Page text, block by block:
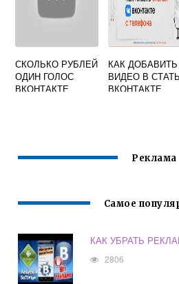
СКОЛЬКО РУБЛЕЙ
ОДИН ГОЛОС
ВКОНТАКТЕ
КАК ДОБАВИТЬ
ВИДЕО В
ВКОНТАКТЕ
Реклама
Самое
КАК УБРАТЬ
2806